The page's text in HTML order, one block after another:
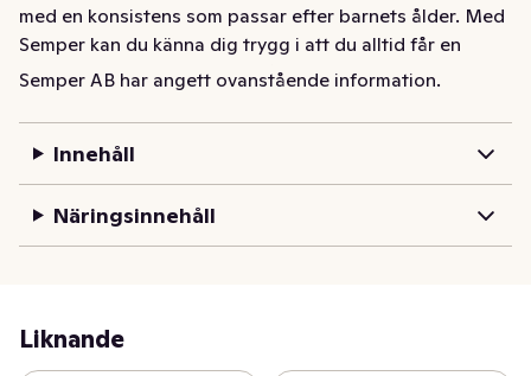
med en konsistens som passar efter barnets ålder. Med
Semper kan du känna dig trygg i att du alltid får en
barnmat med noga utvalda råvaror av högsta kvalitet.
Semper AB har angett ovanstående information.
Innehåll
Näringsinnehåll
Liknande